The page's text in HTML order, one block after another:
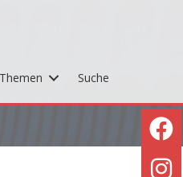
Themen Suche